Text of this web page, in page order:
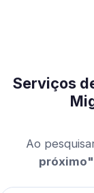
Serviços
Ao
próximo"